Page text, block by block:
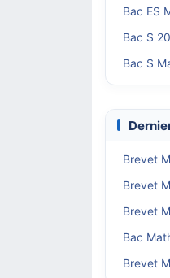
Bac ES
Bac S
Bac S
Brevet
Brevet
Brevet
Bac
Brevet